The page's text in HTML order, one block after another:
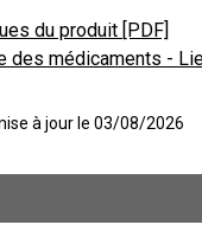
du produit [PDF]
des médicaments -
à jour le 03/08/2026